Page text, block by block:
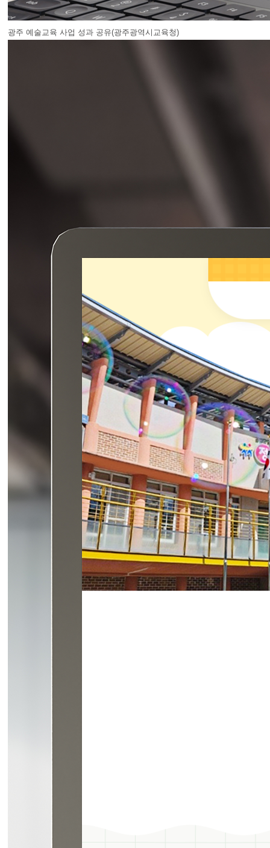
광주 예술교육 사업 성과 공유(광주광역시교육청)